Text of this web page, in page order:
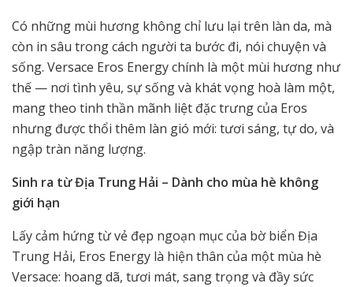
Có những mùi hương không chỉ lưu lại trên làn da, mà
còn in sâu trong cách người ta bước đi, nói chuyện và
sống. Versace Eros Energy chính là một mùi hương như
thế — nơi tình yêu, sự sống và khát vọng hoà làm một,
mang theo tinh thần mãnh liệt đặc trưng của Eros
nhưng được thổi thêm làn gió mới: tươi sáng, tự do, và
ngập tràn năng lượng.
Sinh ra từ Địa Trung Hải – Dành cho mùa hè không
giới hạn
Lấy cảm hứng từ vẻ đẹp ngoạn mục của bờ biển Địa
Trung Hải, Eros Energy là hiện thân của một mùa hè
Versace: hoang dã, tươi mát, sang trọng và đầy sức